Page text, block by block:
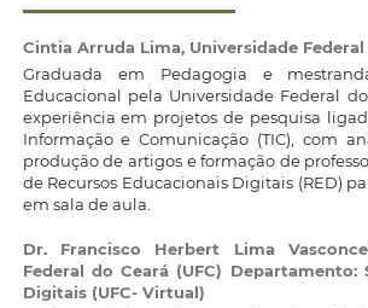
Cintia Arruda Lima, Universidade Federal
Graduada em Pedagogia e
Educacional pela Universidade Federal
experiência em projetos de pesquisa
Informação e Comunicação (TIC), com
produção de artigos e formação de
de Recursos Educacionais Digitais (RED)
em sala de aula.
Dr. Francisco Herbert Lima
Federal do Ceará (UFC) Departamento:
Digitais (UFC- Virtual)